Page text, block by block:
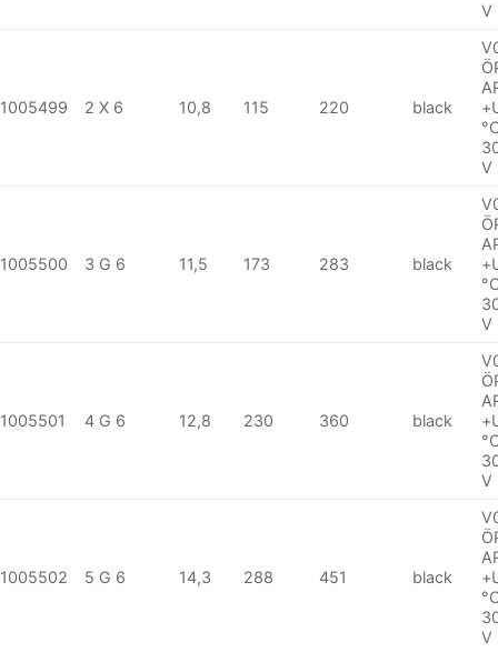
V
1005499 2 X 6 10,8 115 220 black
V
1005500 3 G 6 11,5 173 283 black
V
1005501 4 G 6 12,8 230 360 black
V
1005502 5 G 6 14,3 288 451 black
V